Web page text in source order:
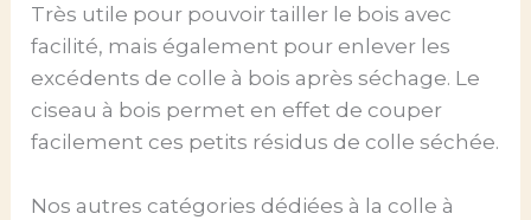
Très utile pour pouvoir tailler le bois avec
facilité, mais également pour enlever les
excédents de colle à bois après séchage. Le
ciseau à bois permet en effet de couper
facilement ces petits résidus de colle séchée.
Nos autres catégories dédiées à la colle à